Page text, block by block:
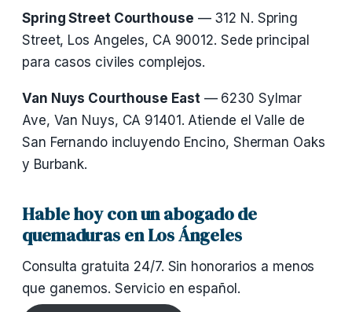
Spring Street Courthouse — 312 N. Spring
Street, Los Angeles, CA 90012. Sede principal
para casos civiles complejos.
Van Nuys Courthouse East— 6230 Sylmar
Ave, Van Nuys, CA 91401. Atiende el Valle de
San Fernando incluyendo Encino, Sherman Oaks
y Burbank.
Hable hoy con un abogado de
quemaduras en Los Ángeles
Consulta gratuita 24/7. Sin honorarios a menos
que ganemos. Servicio en español.